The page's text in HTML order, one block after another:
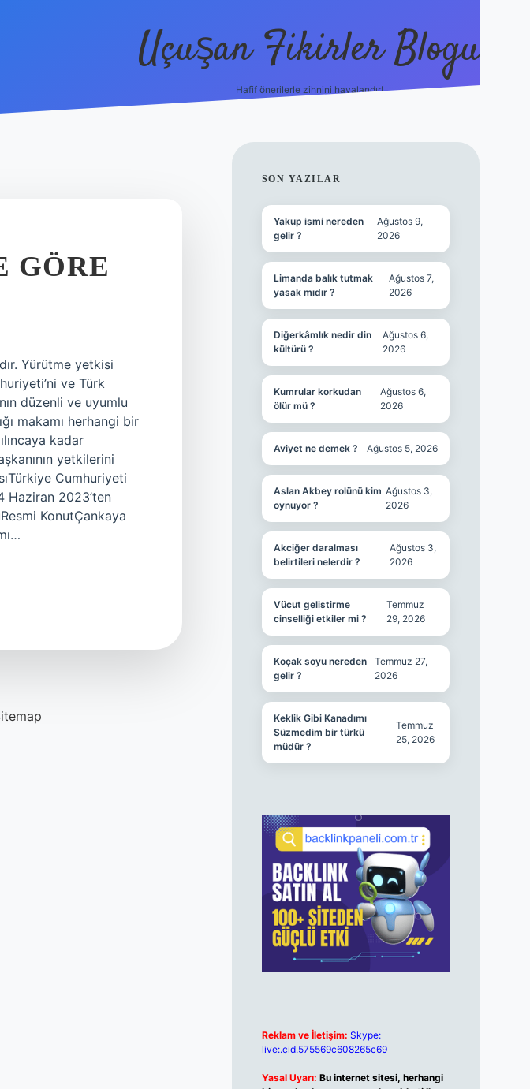
Uçuşan Fikirler Blogu
Hafif önerilerle zihnini havalandır!
GÖRE
Yürütme yetkisi
ve Türk
düzenli ve uyumlu
makamı herhangi bir
kadar
yetkilerini
Cumhuriyeti
Haziran 2023’ten
KonutÇankaya
SIDEBAR
SON YAZILAR
Yakup ismi nereden
gelir ?
Ağustos 9,
2026
Limanda balık tutmak
yasak mıdır ?
Ağustos 7,
2026
Diğerkâmlık nedir din
kültürü ?
Ağustos 6,
2026
Kumrular korkudan
ölür mü ?
Ağustos 6,
2026
Aviyet ne demek ? Ağustos 5, 2026
Aslan Akbey rolünü kim
oynuyor ?
Ağustos 3,
2026
Akciğer daralması
belirtileri nelerdir ?
Ağustos 3,
2026
Vücut gelistirme
cinselliği etkiler mi ?
Temmuz
29, 2026
Koçak soyu nereden
gelir ?
Temmuz 27,
2026
Keklik Gibi Kanadımı
Süzmedim bir türkü
müdür ?
Temmuz
25, 2026
Reklam ve İletişim: Skype:
live:.cid.575569c608265c69
Yasal Uyarı: Bu internet sitesi, herhangi
hiltonbet güncel giriş